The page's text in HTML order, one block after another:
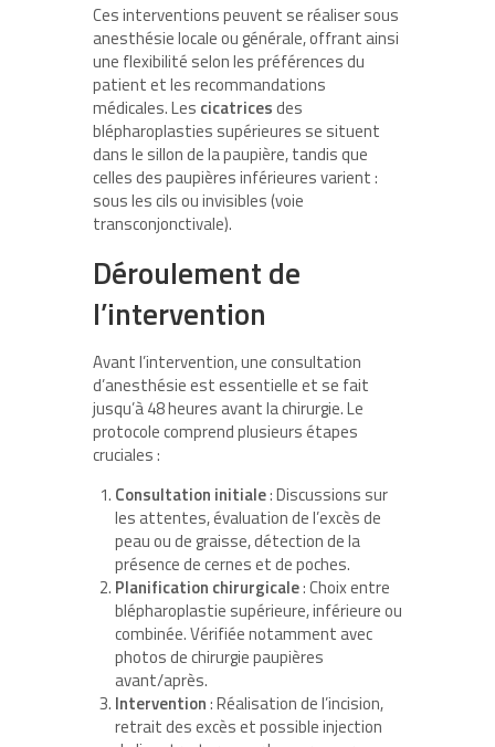
Ces interventions peuvent se réaliser sous
anesthésie locale ou générale, offrant ainsi
une flexibilité selon les préférences du
patient et les recommandations
médicales. Les cicatricesdes
blépharoplasties supérieures se situent
dans le sillon de la paupière, tandis que
celles des paupières inférieures varient :
sous les cils ou invisibles (voie
transconjonctivale).
Déroulement de
l’intervention
Avant l’intervention, une consultation
d’anesthésie est essentielle et se fait
jusqu’à 48 heures avant la chirurgie. Le
protocole comprend plusieurs étapes
cruciales :
Consultation initiale: Discussions sur
les attentes, évaluation de l’excès de
peau ou de graisse, détection de la
présence de cernes et de poches.
Planification chirurgicale: Choix entre
blépharoplastie supérieure, inférieure ou
combinée. Vérifiée notamment avec
photos de chirurgie paupières
avant/après.
Intervention: Réalisation de l’incision,
retrait des excès et possible injection